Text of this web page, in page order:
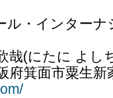
ル・インターナ
哉(にたに よし
府箕面市粟生新